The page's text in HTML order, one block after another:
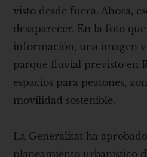
visto desde fuera. Ahora,
desaparecer. En la foto que
información, una imagen
parque fluvial previsto en
espacios para peatones,
movilidad sostenible.
La Generalitat ha
planeamiento urbanístico